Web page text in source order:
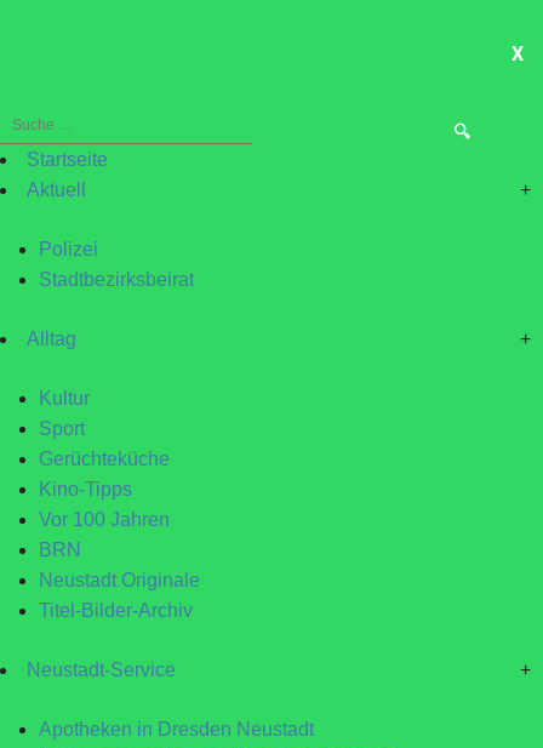
X
Suche
nach:Startseite
Aktuell
+
Polizei
Stadtbezirksbeirat
Alltag +
Kultur
Sport
Gerüchteküche
Kino-Tipps
Vor 100 Jahren
BRN
Neustadt Originale
Titel-Bilder-Archiv
Neustadt-Service +
Apotheken in Dresden Neustadt